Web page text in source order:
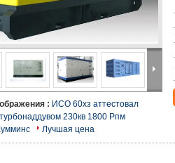
: ИСО 60хз аттестовал
230кв 1800 Рпм
Лучшая цена